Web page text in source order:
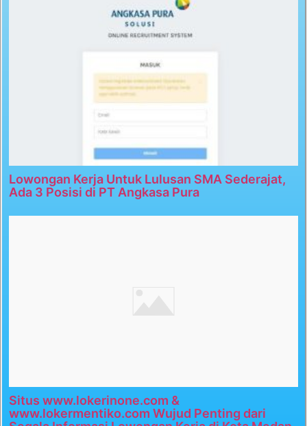
Lowongan Kerja Untuk Lulusan SMA Sederajat,
Ada 3 Posisi di PT Angkasa Pura
Situs www.lokerinone.com &
www.lokermentiko.com Wujud Penting dari